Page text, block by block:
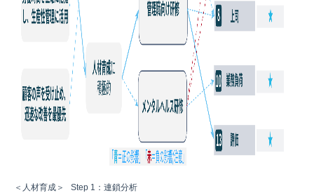
＜人材育成＞ Step 1：連鎖分析